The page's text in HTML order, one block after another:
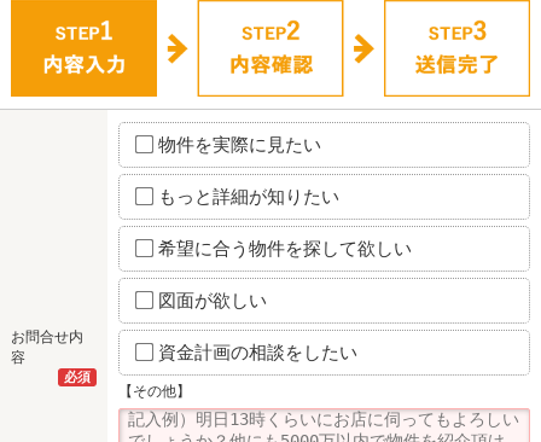
お問合せ内
容
必須
物件を実際に見たい
もっと詳細が知りたい
希望に合う物件を探して欲しい
図面が欲しい
資金計画の相談をしたい
【その他】